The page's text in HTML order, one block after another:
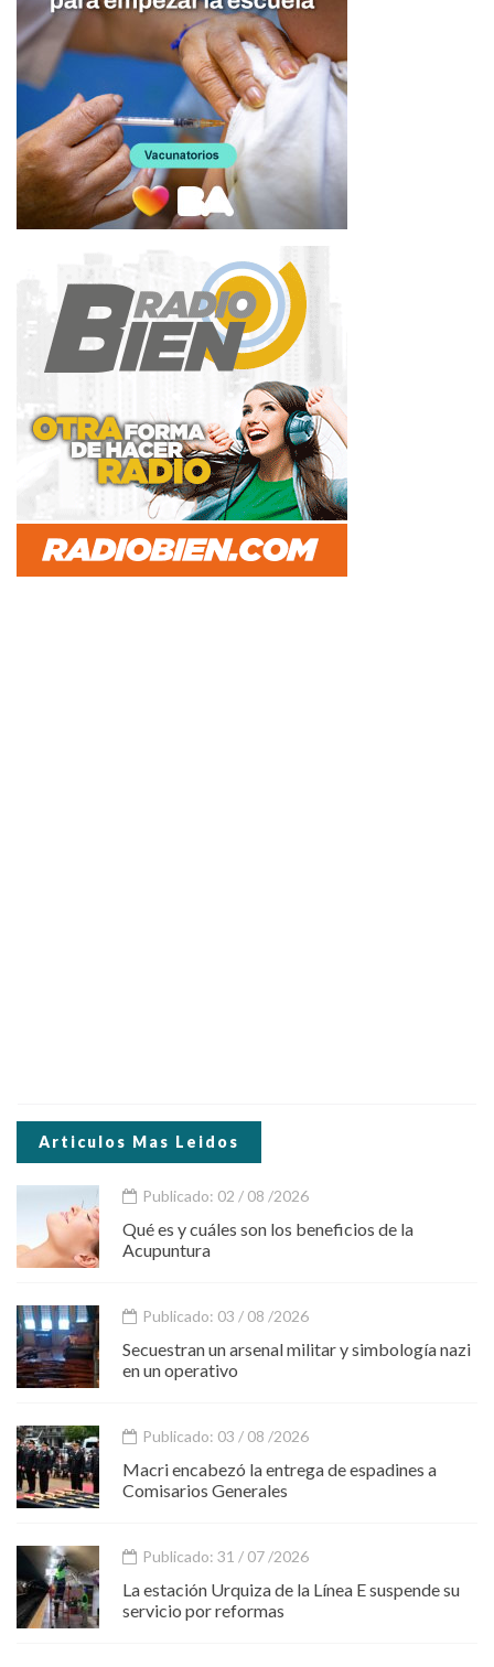
Articulos Mas Leidos
Publicado: 02 / 08 /2026
Qué es y cuáles son los beneficios de la
Acupuntura
Publicado: 03 / 08 /2026
Secuestran un arsenal militar y simbología nazi
en un operativo
Publicado: 03 / 08 /2026
Macri encabezó la entrega de espadines a
Comisarios Generales
Publicado: 31 / 07 /2026
La estación Urquiza de la Línea E suspende su
servicio por reformas